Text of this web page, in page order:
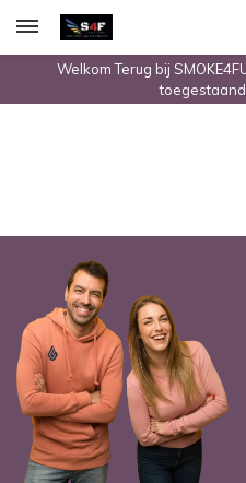
Welkom Terug bij